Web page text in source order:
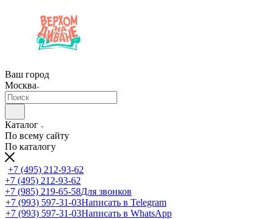
Ваш город
Москва
Каталог
По всему сайту
По каталогу
+7 (495) 212-93-62
+7 (495) 212-93-62
+7 (985) 219-65-58Для звонков
+7 (993) 597-31-03Написать в Telegram
+7 (993) 597-31-03Написать в WhatsApp